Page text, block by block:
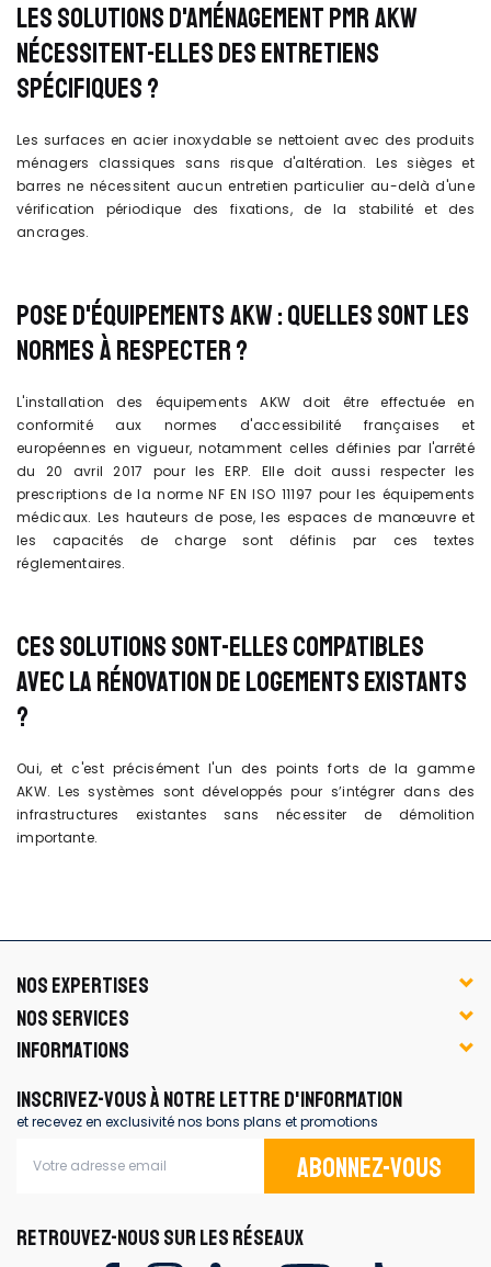
LES SOLUTIONS D'AMÉNAGEMENT PMR AKW
NÉCESSITENT-ELLES DES ENTRETIENS
SPÉCIFIQUES ?
Les surfaces en acier inoxydable se nettoient avec des produits
ménagers classiques sans risque d'altération. Les sièges et
barres ne nécessitent aucun entretien particulier au-delà d'une
vérification périodique des fixations, de la stabilité et des
ancrages.
POSE D'ÉQUIPEMENTS AKW : QUELLES SONT LES
NORMES À RESPECTER ?
L'installation des équipements AKW doit être effectuée en
conformité aux normes d'accessibilité françaises et
européennes en vigueur, notamment celles définies par l'arrêté
du 20 avril 2017 pour les ERP. Elle doit aussi respecter les
prescriptions de la norme NF EN ISO 11197 pour les équipements
médicaux. Les hauteurs de pose, les espaces de manœuvre et
les capacités de charge sont définis par ces textes
réglementaires.
CES SOLUTIONS SONT-ELLES COMPATIBLES
AVEC LA RÉNOVATION DE LOGEMENTS EXISTANTS
?
Oui, et c'est précisément l'un des points forts de la gamme
AKW. Les systèmes sont développés pour s’intégrer dans des
infrastructures existantes sans nécessiter de démolition
importante.
NOS EXPERTISES
NOS SERVICES
INFORMATIONS
INSCRIVEZ-VOUS À NOTRE LETTRE D'INFORMATION
et recevez en exclusivité nos bons plans et promotions
Abonnez-vous
RETROUVEZ-NOUS SUR LES RÉSEAUX